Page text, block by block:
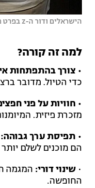
הישראלים ודור ה-Z בפרט מחפשים סדנאות קולינריות בחופשה | צילום: Sweet Life on Unsplash
למה זה קורה?
• צורך בהתפתחות
כדי הטיול. מדובר
• חוויות על פני
מזכרת פיזית.
• תפיסת ערך גבוהה:
הם מוכנים לשלם
• שינוי דורי:
החופשה.